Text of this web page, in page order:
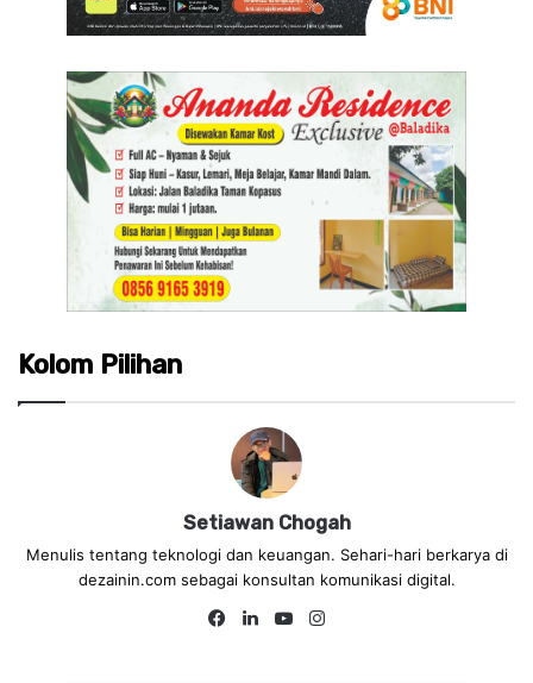
Kolom Pilihan
Setiawan Chogah
Menulis tentang teknologi dan keuangan. Sehari-hari berkarya di
dezainin.com sebagai konsultan komunikasi digital.
Fa
Lin
Yo